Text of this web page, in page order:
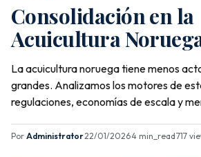
Consolidación en la
Acuicultura
La acuicultura noruega tiene menos
grandes. Analizamos los motores de
regulaciones, economías de escala y
Por Administrator·22/01/2026·4 min_read·717